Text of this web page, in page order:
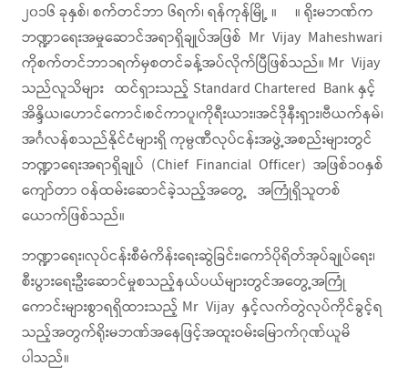
၂၀၁၆ ခုနှစ်၊ စက်တင်ဘာ ၆ရက်၊ ရန်ကုန်မြို့ ။ ။ ရိုးမဘဏ်က
ဘဏ္ဍာရေးအမှုဆောင်အရာရှိချုပ်အဖြစ် Mr Vijay Maheshwari
ကိုစက်တင်ဘာ၁ရက်မှစတင်ခန့်အပ်လိုက်ပြီဖြစ်သည်။ Mr Vijay
သည်လူသိများ ထင်ရှားသည့် Standard Chartered Bank နှင့်
အိန္ဒိယ၊ဟောင်ကောင်၊စင်ကာပူ၊ကိုရီးယား၊အင်ဒိုနီးရှား၊ဗီယက်နမ်၊
အင်္ဂလန်စသည်နိုင်ငံများရှိ ကုမ္ပဏီလုပ်ငန်းအဖွဲ့အစည်းများတွင်
ဘဏ္ဍာရေးအရာရှိချုပ် (Chief Financial Officer) အဖြစ်၁၀နှစ်
ကျော်တာ ဝန်ထမ်းဆောင်ခဲ့သည့်အတွေ့ အကြုံရှိသူတစ်
ယောက်ဖြစ်သည်။
ဘဏ္ဍာရေး၊လုပ်ငန်းစီမံကိန်းရေးဆွဲခြင်း၊ကော်ပိုရိတ်အုပ်ချုပ်ရေး၊
စီးပွားရေးဦးဆောင်မှုစသည့်နယ်ပယ်များတွင်အတွေ့အကြုံ
ကောင်းများစွာရရှိထားသည့် Mr Vijay နှင့်လက်တွဲလုပ်ကိုင်ခွင့်ရ
သည့်အတွက်ရိုးမဘဏ်အနေဖြင့်အထူးဝမ်းမြောက်ဂုဏ်ယူမိ
ပါသည်။